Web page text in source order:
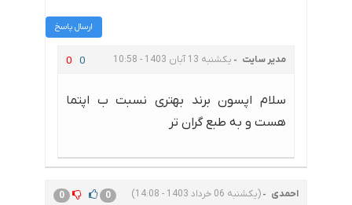
ارسال پاسخ
مدیر سایت یکشنبه 13 آبان 1403 - 10:58 0 0
سلام اپسون برند بهتری نسبت ب اپتما
هست و به طبع گران تر
احمدی (یکشنبه 06 خرداد 1403 - 14:08) 0 0